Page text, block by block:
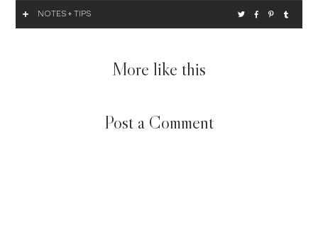
NOTES + TIPS
More like this
Post a Comment